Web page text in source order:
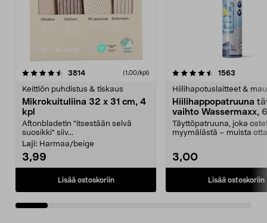
3814arvostelut (1,00/kpl)
Keittiön puhdistus & tiskaus
Mikrokuituliina 32 x 31 cm, 4
kpl
Aftonbladetin "itsestään selvä
suosikki" siiv...
Laji: Harmaa/beige
3,99
Lisää ostoskoriin
4.5viidestä
1563
Hiilihapotuslaitteet &
Hiilihappopatruuna
vaihto Wassermaxx,
Täyttöpatruuna, joka
myymälästä – muista
3,00
Lisää ostoskoriin
4.5viidestä